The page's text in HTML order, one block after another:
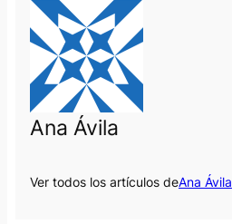
Ana Ávila
Ver todos los artículos deAna Ávila